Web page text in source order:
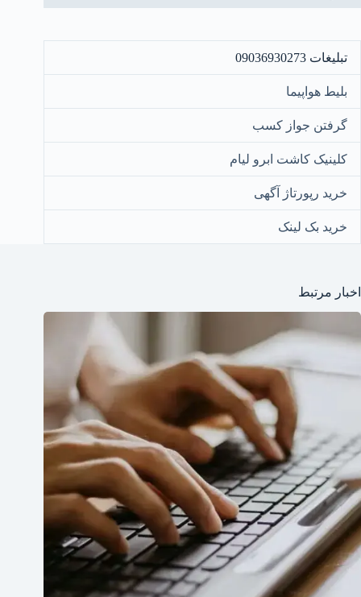
تبلیغات 09036930273
بلیط هواپیما
گرفتن جواز کسب
کلینیک کاشت ابرو لیام
خرید رپورتاژ آگهی
خرید بک لینک
اخبار مرتبط